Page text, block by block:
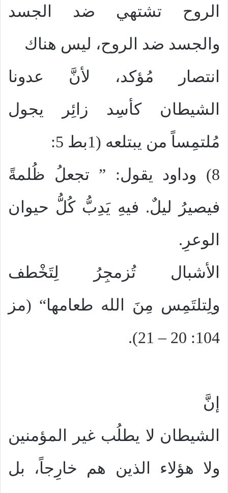
الروح تشتهي ضد الجسد
والجسد ضد الروح، ليس هناك
انتصار مُؤكد، لأنَّ عدونا
الشيطان كأسِد زائِر يجول
مُلتمِساً من يبتلعه (1بط 5:
8) وداود يقول: ” تجعلُ ظُلمةً
فيصيرُ ليلٌ. فيهِ يَدِبُّ كُلُّ حيوان
الوعرِ.
الأشبال تُزمجِرُ لِتَخْطف
ولِتلتَمِس مِنَ الله طعامها“ (مز
104: 20 – 21).
إنَّ
الشيطان لا يطلُب غير المؤمنين
ولا هؤلاء الذين هم خارِجاً، بل